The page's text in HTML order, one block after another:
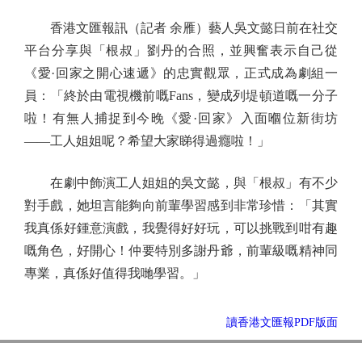
香港文匯報訊（記者 余雁）藝人吳文懿日前在社交
平台分享與「根叔」劉丹的合照，並興奮表示自己從
《愛·回家之開心速遞》的忠實觀眾，正式成為劇組一
員：「終於由電視機前嘅Fans，變成列堤頓道嘅一分子
啦！有無人捕捉到今晚《愛·回家》入面嗰位新街坊
——工人姐姐呢？希望大家睇得過癮啦！」
在劇中飾演工人姐姐的吳文懿，與「根叔」有不少
對手戲，她坦言能夠向前輩學習感到非常珍惜：「其實
我真係好鍾意演戲，我覺得好好玩，可以挑戰到咁有趣
嘅角色，好開心！仲要特別多謝丹爺，前輩級嘅精神同
專業，真係好值得我哋學習。」
讀香港文匯報PDF版面